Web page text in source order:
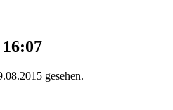
16:07
gesehen.